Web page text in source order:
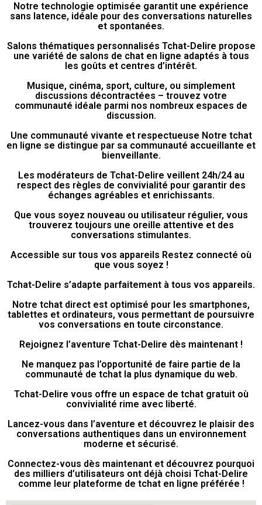
Notre technologie optimisée garantit une expérience
sans latence, idéale pour des conversations naturelles
et spontanées.
Salons thématiques personnalisés Tchat-Delire propose
une variété de salons de chat en ligne adaptés à tous
les goûts et centres d’intérêt.
Musique, cinéma, sport, culture, ou simplement
discussions décontractées – trouvez votre
communauté idéale parmi nos nombreux espaces de
discussion.
Une communauté vivante et respectueuse Notre tchat
en ligne se distingue par sa communauté accueillante et
bienveillante.
Les modérateurs de Tchat-Delire veillent 24h/24 au
respect des règles de convivialité pour garantir des
échanges agréables et enrichissants.
Que vous soyez nouveau ou utilisateur régulier, vous
trouverez toujours une oreille attentive et des
conversations stimulantes.
Accessible sur tous vos appareils Restez connecté où
que vous soyez !
Tchat-Delire s’adapte parfaitement à tous vos appareils.
Notre tchat direct est optimisé pour les smartphones,
tablettes et ordinateurs, vous permettant de poursuivre
vos conversations en toute circonstance.
Rejoignez l’aventure Tchat-Delire dès maintenant !
Ne manquez pas l’opportunité de faire partie de la
communauté de tchat la plus dynamique du web.
Tchat-Delire vous offre un espace de tchat gratuit où
convivialité rime avec liberté.
Lancez-vous dans l’aventure et découvrez le plaisir des
conversations authentiques dans un environnement
moderne et sécurisé.
Connectez-vous dès maintenant et découvrez pourquoi
des milliers d’utilisateurs ont déjà choisi Tchat-Delire
comme leur plateforme de tchat en ligne préférée !